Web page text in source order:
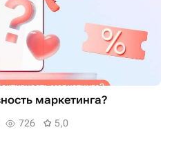
маркетинга?
726 5,0